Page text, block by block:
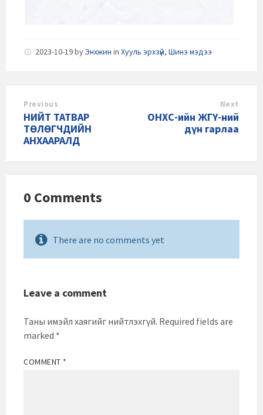
2023-10-19byЭнхжин in Хууль эрхзүй, Шинэ мэдээ
Previous
НИЙТ ТАТВАР
ТӨЛӨГЧДИЙН
АНХААРАЛД
Next
ОНХС-ийн ЖГҮ-ний
дүн гарлаа
0 Comments
There are no comments yet
Leave a comment
Таны имэйл хаягийг нийтлэхгүй. Required fields are
marked *
COMMENT *